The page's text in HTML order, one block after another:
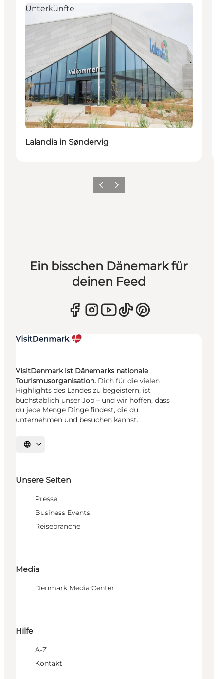
Unterkünfte
Lalandia in Søndervig
ZurückWeiter
Ein bisschen Dänemark für
deinen Feed
VisitDenmark ist Dänemarks nationale
Tourismusorganisation. Dich für die vielen
Highlights des Landes zu begeistern, ist
buchstäblich unser Job – und wir hoffen, dass
du jede Menge Dinge findest, die du
unternehmen und besuchen kannst.
Sprache auswählen
Unsere Seiten
Presse
Business Events
Reisebranche
Media
Denmark Media Center
Hilfe
A-Z
Kontakt